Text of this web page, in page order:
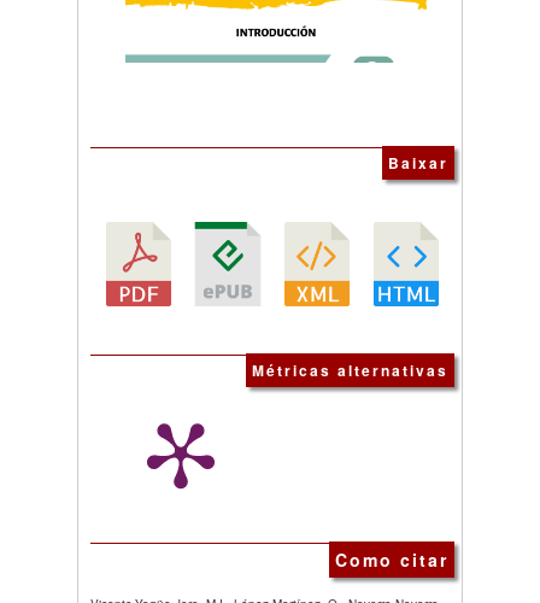
Baixar
Métricas alternativas
Como citar